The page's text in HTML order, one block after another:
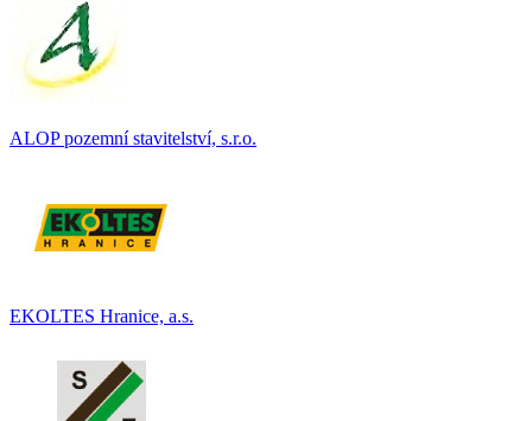
ALOP pozemní stavitelství, s.r.o.
EKOLTES Hranice, a.s.